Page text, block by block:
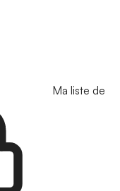
Ma liste de